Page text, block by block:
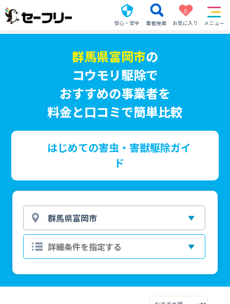
安心・安全 業者検索
0
お気に入り
メニュー
群馬県富岡市の
コウモリ駆除で
おすすめの事業者を
料金と口コミで簡単比較
はじめての害虫・害獣駆除ガイ
ド